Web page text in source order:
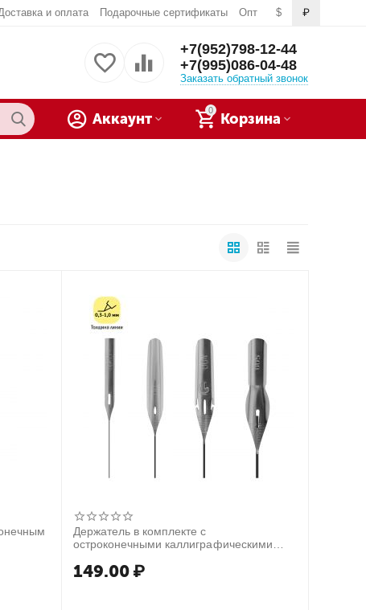
$ ₽
и оплата Подарочные сертификаты Опт
+7(952)798-12-44
+7(995)086-04-48
Заказать обратный звонок
0
Корзина
Аккаунт
Держатель в комплекте с
остроконечными каллиграфическими
149.00 ₽